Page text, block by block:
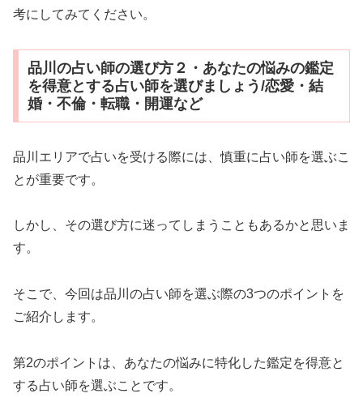
考にしてみてください。
品川の占い師の選び方２・あなたの悩みの鑑定
を得意とする占い師を選びましょう/恋愛・結
婚・不倫・転職・開運など
品川エリアで占いを受ける際には、慎重に占い師を選ぶこ
とが重要です。
しかし、その選び方に迷ってしまうこともあるかと思いま
す。
そこで、今回は品川の占い師を選ぶ際の3つのポイントを
ご紹介します。
第2のポイントは、あなたの悩みに特化した鑑定を得意と
する占い師を選ぶことです。